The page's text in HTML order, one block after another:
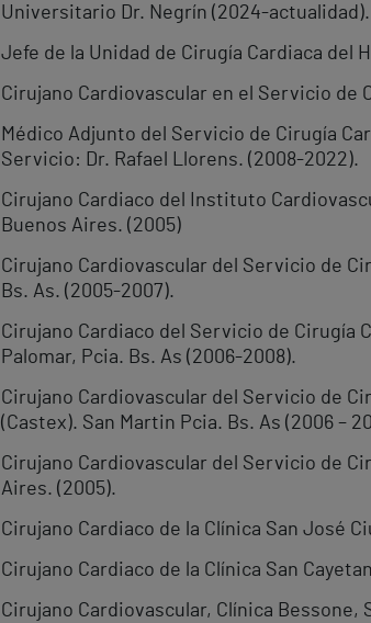
Universitario Dr. Negrín (2024-actualidad).
Jefe de la Unidad de Cirugía Cardiaca del
Cirujano Cardiovascular en el Servicio de
Médico Adjunto del Servicio de Cirugía
Servicio: Dr. Rafael Llorens. (2008-2022).
Cirujano Cardiaco del Instituto
Buenos Aires. (2005)
Cirujano Cardiovascular del Servicio de
Bs. As. (2005-2007).
Cirujano Cardiaco del Servicio de Cirugía
Palomar, Pcia. Bs. As (2006-2008).
Cirujano Cardiovascular del Servicio de
(Castex). San Martin Pcia. Bs. As (2006 –
Cirujano Cardiovascular del Servicio de
Aires. (2005).
Cirujano Cardiaco de la Clínica San José
Cirujano Cardiaco de la Clínica San
Cirujano Cardiovascular, Clínica Bessone,